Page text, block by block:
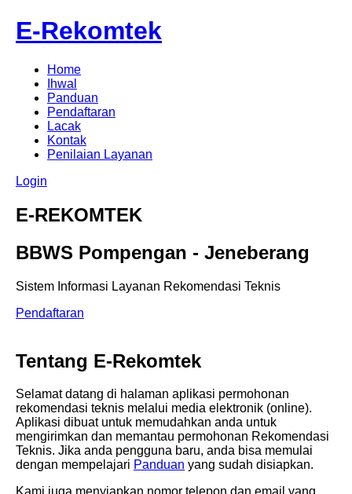
E-Rekomtek
Home
Ihwal
Panduan
Pendaftaran
Lacak
Kontak
Penilaian Layanan
Login
E-REKOMTEK
BBWS Pompengan - Jeneberang
Sistem Informasi Layanan Rekomendasi Teknis
Pendaftaran
Tentang E-Rekomtek
Selamat datang di halaman aplikasi permohonan
rekomendasi teknis melalui media elektronik (online).
Aplikasi dibuat untuk memudahkan anda untuk
mengirimkan dan memantau permohonan Rekomendasi
Teknis. Jika anda pengguna baru, anda bisa memulai
dengan mempelajari Panduan yang sudah disiapkan.